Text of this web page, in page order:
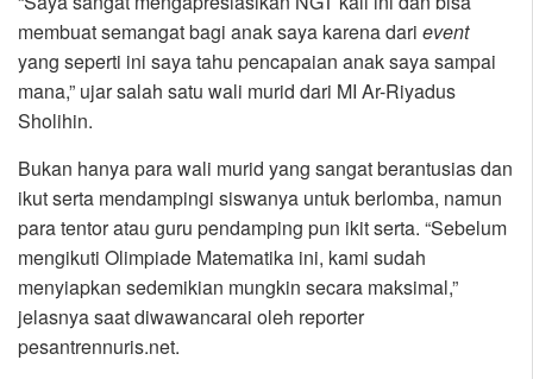
membuat semangat bagi anak saya karena dari event
yang seperti ini saya tahu pencapaian anak saya sampai
mana,” ujar salah satu wali murid dari MI Ar-Riyadus
Sholihin.
Bukan hanya para wali murid yang sangat berantusias dan
ikut serta mendampingi siswanya untuk berlomba, namun
para tentor atau guru pendamping pun ikit serta. “Sebelum
mengikuti Olimpiade Matematika ini, kami sudah
menyiapkan sedemikian mungkin secara maksimal,”
jelasnya saat diwawancarai oleh reporter
pesantrennuris.net.